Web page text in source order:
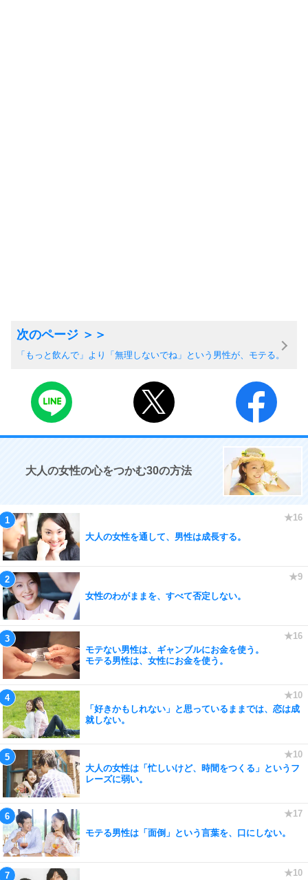
「もっと飲んで」より「無理しないでね」という男性が、モテる。
大人の女性の心をつかむ30の方法
大人の女性を通して、男性は成長する。
女性のわがままを、すべて否定しない。
モテない男性は、ギャンブルにお金を使う。
モテる男性は、女性にお金を使う。
「好きかもしれない」と思っているままでは、恋は成
就しない。
大人の女性は「忙しいけど、時間をつくる」というフ
レーズに弱い。
モテる男性は「面倒」という言葉を、口にしない。